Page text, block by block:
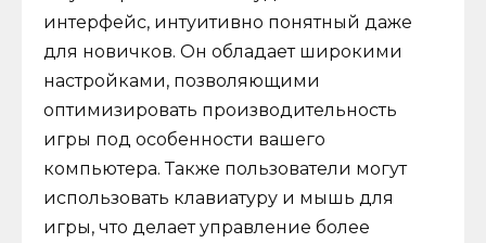
интерфейс, интуитивно понятный даже
для новичков. Он обладает широкими
настройками, позволяющими
оптимизировать производительность
игры под особенности вашего
компьютера. Также пользователи могут
использовать клавиатуру и мышь для
игры, что делает управление более